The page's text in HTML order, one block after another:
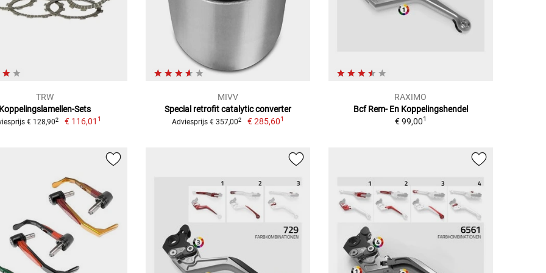
TRW
Sets
€ 128,902 € 116,01 1
MIVV
Special retrofit catalytic converter
Adviesprijs € 357,002 € 285,601
RAXIMO
Bcf Rem- En Koppelingshendel
€ 99,001